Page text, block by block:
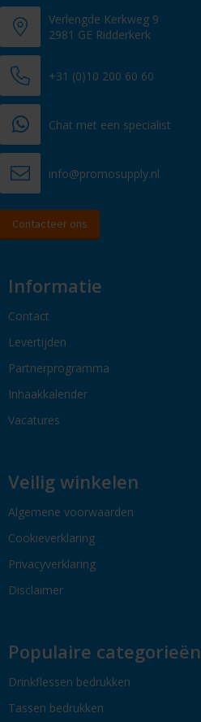
Verlengde Kerkweg 9
2981 GE Ridderkerk
+31 (0)10 200 60 60
Chat met een specialist
info@promosupply.nl
Contacteer ons
Informatie
Contact
Levertijden
Partnerprogramma
Inhaakkalender
Vacatures
Veilig winkelen
Algemene voorwaarden
Cookieverklaring
Privacyverklaring
Disclaimer
Populaire categorieën
Drinkflessen bedrukken
Tassen bedrukken